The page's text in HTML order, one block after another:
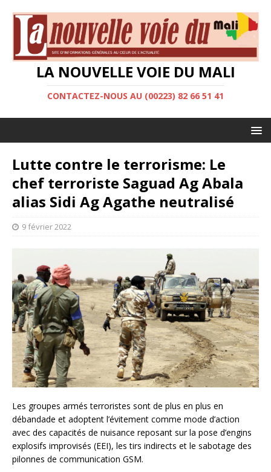
LA NOUVELLE VOIE DU MALI
CONTACTEZ-NOUS AU (00223) 82 66 51 41
Lutte contre le terrorisme: Le
chef terroriste Saguad Ag Abala
alias Sidi Ag Agathe neutralisé
9 février 2022
Les groupes armés terroristes sont de plus en plus en
débandade et adoptent l’évitement comme mode d’action
avec des capacités de nuisance reposant sur la pose d’engins
explosifs improvisés (EEI), les tirs indirects et le sabotage des
pilonnes de communication GSM.